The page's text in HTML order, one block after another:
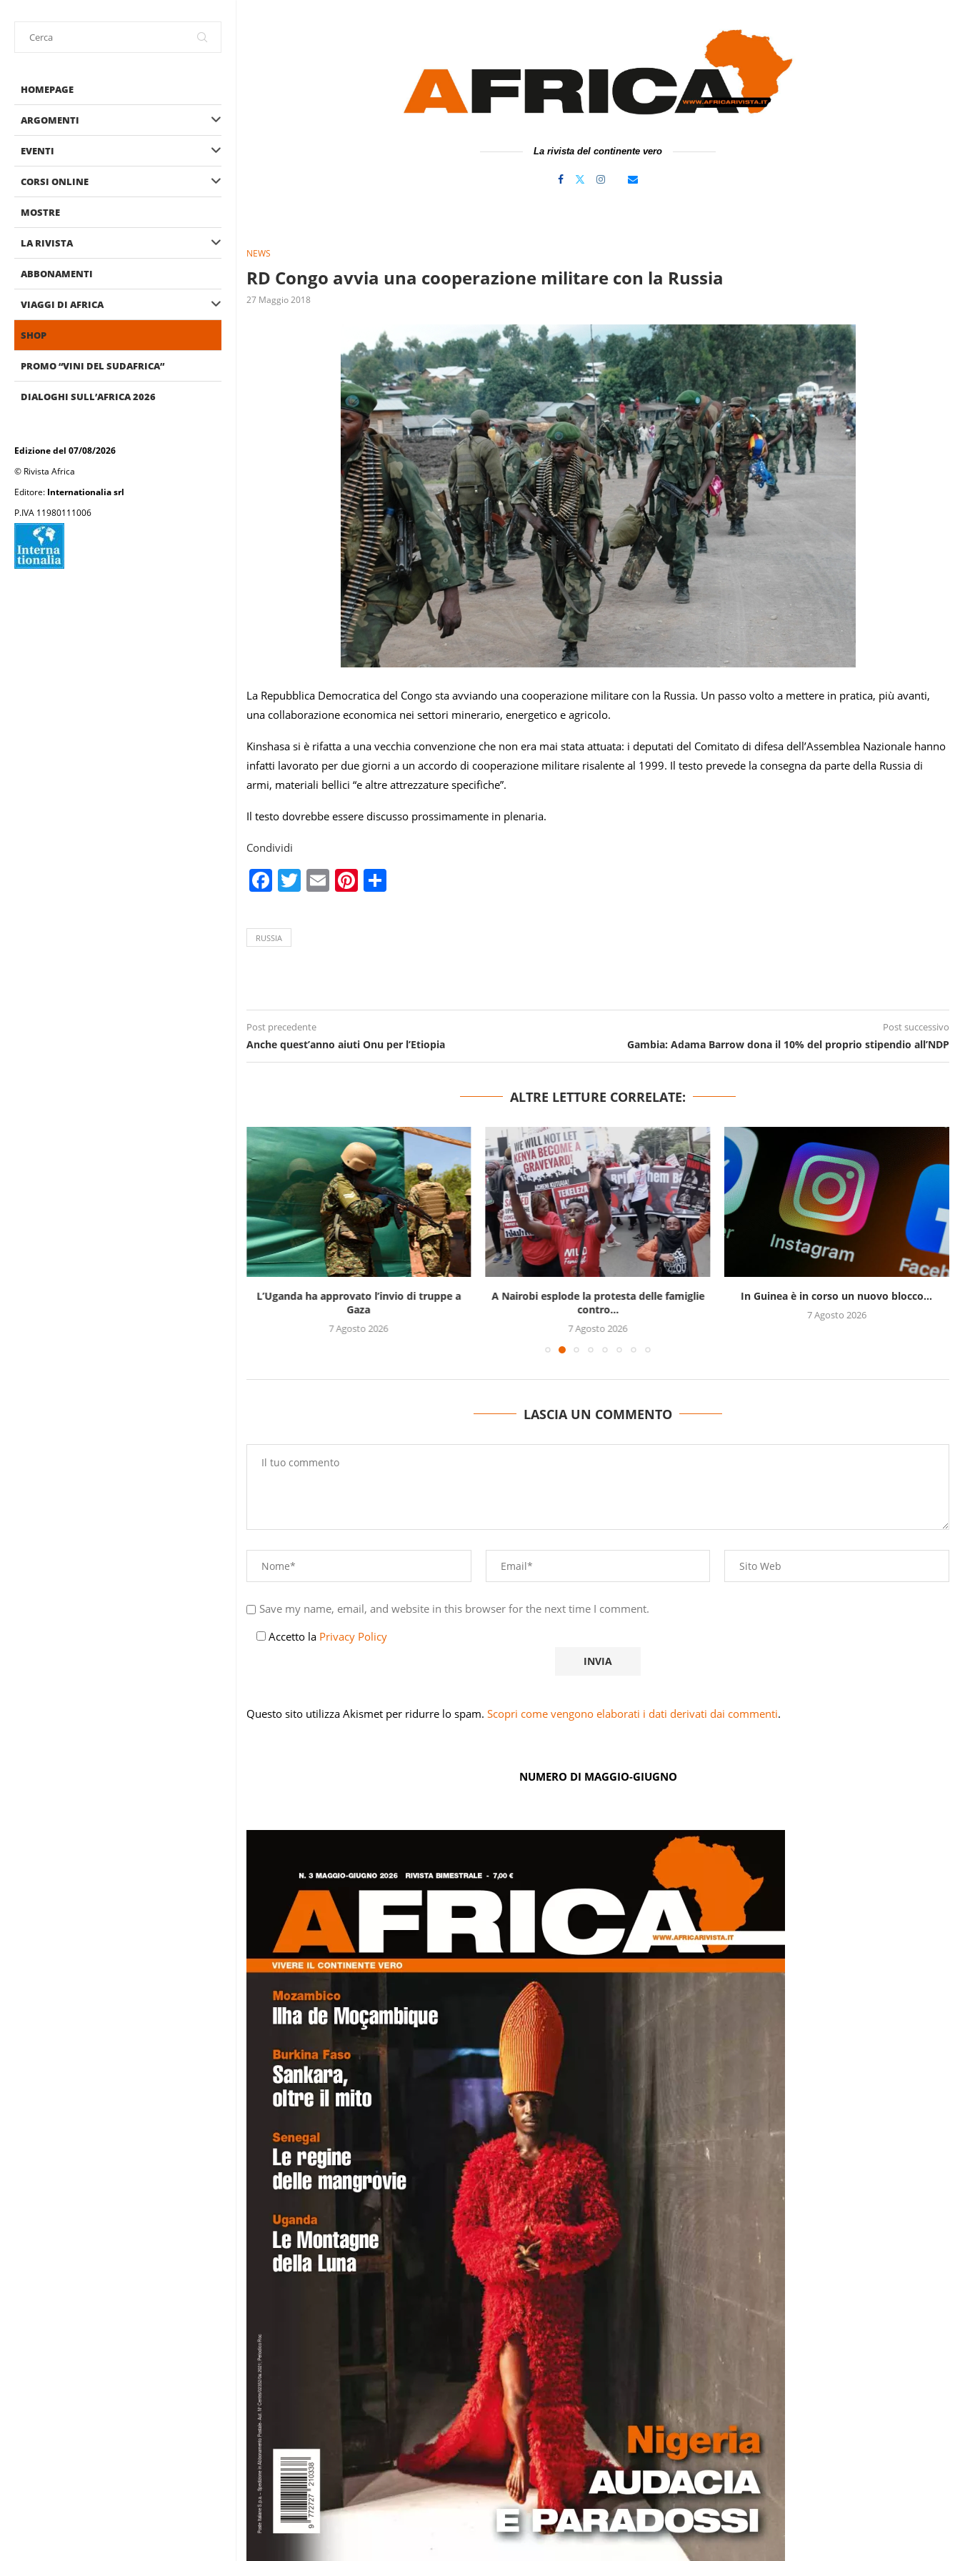
HOMEPAGE
ARGOMENTI
EVENTI
CORSI ONLINE
MOSTRE
LA RIVISTA
ABBONAMENTI
VIAGGI DI AFRICA
SHOP
PROMO “VINI DEL SUDAFRICA”
DIALOGHI SULL’AFRICA 2026
Edizione del 07/08/2026
© Rivista Africa
Editore: Internationalia srl
P.IVA 11980111006
La rivista del continente vero
NEWS
RD Congo avvia una cooperazione militare con la Russia
27 Maggio 2018
La Repubblica Democratica del Congo sta avviando una cooperazione militare con la Russia. Un passo volto a mettere in pratica, più avanti,
una collaborazione economica nei settori minerario, energetico e agricolo.
Kinshasa si è rifatta a una vecchia convenzione che non era mai stata attuata: i deputati del Comitato di difesa dell’Assemblea Nazionale hanno
infatti lavorato per due giorni a un accordo di cooperazione militare risalente al 1999. Il testo prevede la consegna da parte della Russia di
armi, materiali bellici “e altre attrezzature specifiche”.
Il testo dovrebbe essere discusso prossimamente in plenaria.
Condividi
Facebook
Twitter
EmailPinterest
RUSSIA
Post precedente
Anche quest’anno aiuti Onu per l’Etiopia
Post successivo
Gambia: Adama Barrow dona il 10% del proprio stipendio all’NDP
ALTRE LETTURE CORRELATE:
L’Uganda ha approvato l’invio di truppe a
Gaza
7 Agosto 2026
A Nairobi esplode la protesta delle famiglie
contro...
7 Agosto 2026
In Guinea è in corso un nuovo blocco...
7 Agosto 2026
LASCIA UN COMMENTO
Save my name, email, and website in this browser for the next time I comment.
Accetto la Privacy Policy
Questo sito utilizza Akismet per ridurre lo spam. Scopri come vengono elaborati i dati derivati dai commenti.
NUMERO DI MAGGIO-GIUGNO